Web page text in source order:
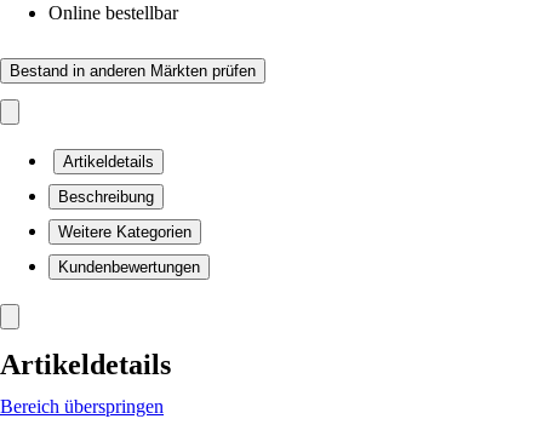
Online bestellbar
Bestand in anderen Märkten prüfen
Artikeldetails
Beschreibung
Weitere Kategorien
Kundenbewertungen
Artikeldetails
Bereich überspringen